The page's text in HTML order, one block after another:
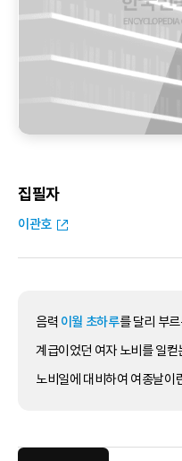
집필자
이관호
음력 이월 초하루를 달리 부
계급이었던 여자 노비를 일
노비일에 대비하여 여종날이